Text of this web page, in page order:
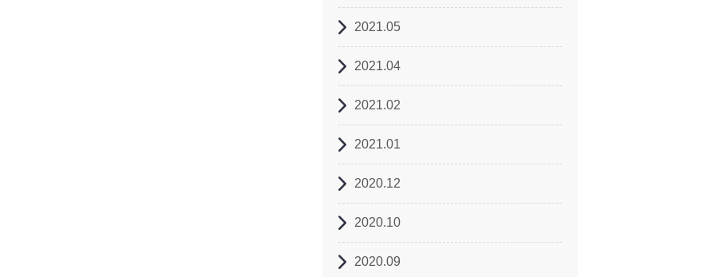
2021.05
2021.04
2021.02
2021.01
2020.12
2020.10
2020.09